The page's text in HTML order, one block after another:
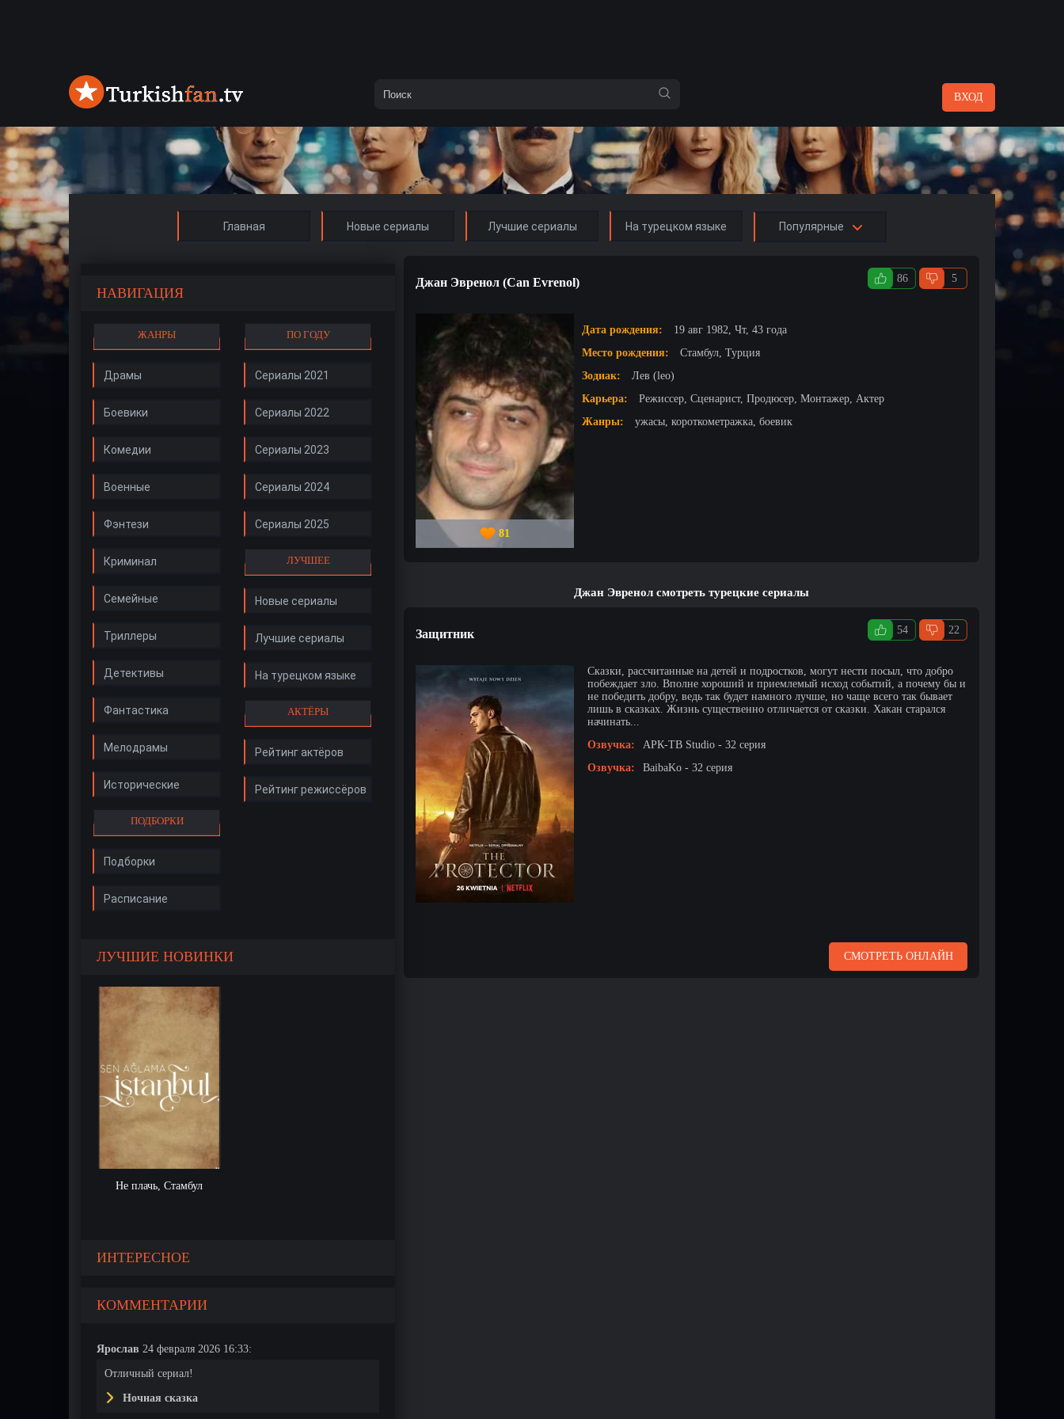
ВХОД
Главная Новые сериалы Лучшие сериалы На турецком языке Популярные
НАВИГАЦИЯ
ЖАНРЫ
Драмы
Боевики
Комедии
Военные
Фэнтези
Криминал
Семейные
Триллеры
Детективы
Фантастика
Мелодрамы
Исторические
ПОДБОРКИ
Подборки
Расписание
ПО ГОДУ
Сериалы 2021
Сериалы 2022
Сериалы 2023
Сериалы 2024
Сериалы 2025
ЛУЧШЕЕ
Новые сериалы
Лучшие сериалы
На турецком языке
АКТЁРЫ
Рейтинг актёров
Рейтинг режиссёров
ЛУЧШИЕ НОВИНКИ
Не плачь, Стамбул
ИНТЕРЕСНОЕ
КОММЕНТАРИИ
Ярослав 24 февраля 2026 16:33:
Отличный сериал!
Ночная сказка
Джан Эвренол (Can Evrenol) 86 5
81
Дата рождения:
19 авг 1982, Чт, 43 года
Место рождения:
Стамбул, Турция
Зодиак:
Лев (leo)
Карьера:
Режиссер, Сценарист, Продюсер, Монтажер, Актер
Жанры:
ужасы, короткометражка, боевик
Джан Эвренол смотреть турецкие сериалы
Защитник 54 22
Сказки, рассчитанные на детей и подростков, могут нести посыл, что добро
побеждает зло. Вполне хороший и приемлемый исход событий, а почему бы и
не победить добру, ведь так будет намного лучше, но чаще всего так бывает
лишь в сказках. Жизнь существенно отличается от сказки. Хакан старался
начинать...
Озвучка:
АРК-ТВ Studio - 32 серия
Озвучка:
BaibaKo - 32 серия
СМОТРЕТЬ ОНЛАЙН